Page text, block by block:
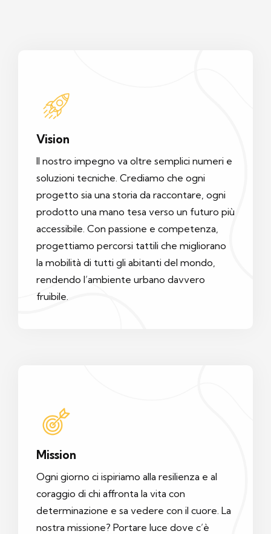
Vision
Il nostro impegno va oltre semplici numeri e
soluzioni tecniche. Crediamo che ogni
progetto sia una storia da raccontare, ogni
prodotto una mano tesa verso un futuro più
accessibile. Con passione e competenza,
progettiamo percorsi tattili che migliorano
la mobilità di tutti gli abitanti del mondo,
rendendo l’ambiente urbano davvero
fruibile.
Mission
Ogni giorno ci ispiriamo alla resilienza e al
coraggio di chi affronta la vita con
determinazione e sa vedere con il cuore. La
nostra missione? Portare luce dove c’è